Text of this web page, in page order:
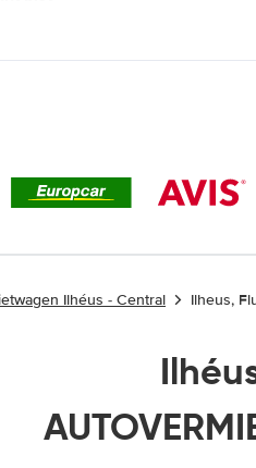
Ilhéus - Central Ilheus,